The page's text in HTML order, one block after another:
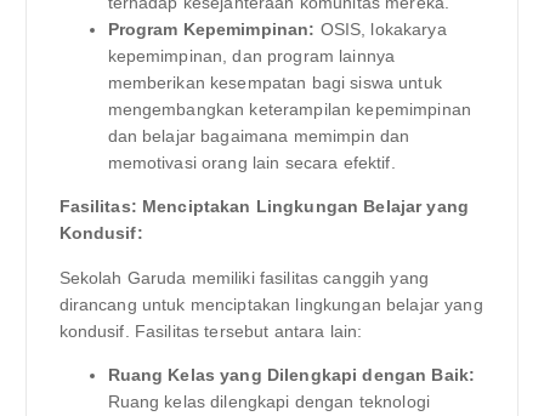
Program Kepemimpinan: OSIS, lokakarya
kepemimpinan, dan program lainnya
memberikan kesempatan bagi siswa untuk
mengembangkan keterampilan kepemimpinan
dan belajar bagaimana memimpin dan
memotivasi orang lain secara efektif.
Fasilitas: Menciptakan Lingkungan Belajar yang
Kondusif:
Sekolah Garuda memiliki fasilitas canggih yang
dirancang untuk menciptakan lingkungan belajar yang
kondusif. Fasilitas tersebut antara lain:
Ruang Kelas yang Dilengkapi dengan Baik:
Ruang kelas dilengkapi dengan teknologi